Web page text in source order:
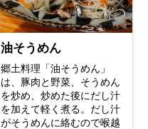
油そうめん
郷土料理「油そうめん」
は、豚肉と野菜、そうめん
を炒め、炒めた後にだし汁
を加えて軽く煮る。だし汁
がそうめんに絡むので喉越